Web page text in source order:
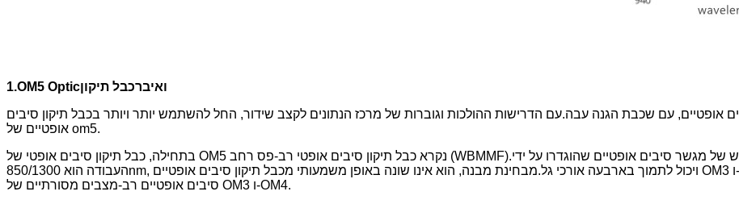
1.OM5 Optic ואיברכבל תיקון
אופטיים, עם שכבת הגנה עבה.עם הדרישות ההולכות וגוברות של מרכז הנתונים לקצב שידור, החל להשתמש יותר ויותר בכבל תיקון סיבים
אופטיים של om5.
בתחילה, כבל תיקון סיבים אופטי של OM5 נקרא כבל תיקון סיבים אופטי רב-פס רחב (WBMMF).זהו תקן חדש של מגשר סיבים אופטיים שהוגדרו על ידי TIA ו- IEC.קוטר הסיבים הוא 50/125um, אורך גל
העבודה הוא 850/1300nm, ויכול לתמוך בארבעה אורכי גל.מבחינת מבנה, הוא אינו שונה באופן משמעותי מכבל תיקון סיבים אופטיים OM3 ו-OM4, כך שהוא יכול להיות תואם לאחור באופן מלא עם כבל תיקון
סיבים אופטיים רב-מצבים מסורתיים של OM3 ו-OM4.